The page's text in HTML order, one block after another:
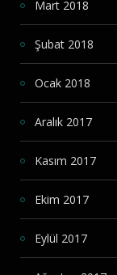
Mart 2018
Şubat 2018
Ocak 2018
Aralık 2017
Kasım 2017
Ekim 2017
Eylül 2017